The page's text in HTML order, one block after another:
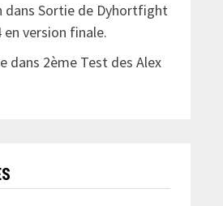
dans Sortie de Dyhortfight
en version finale.
dans 2ème Test des Alex